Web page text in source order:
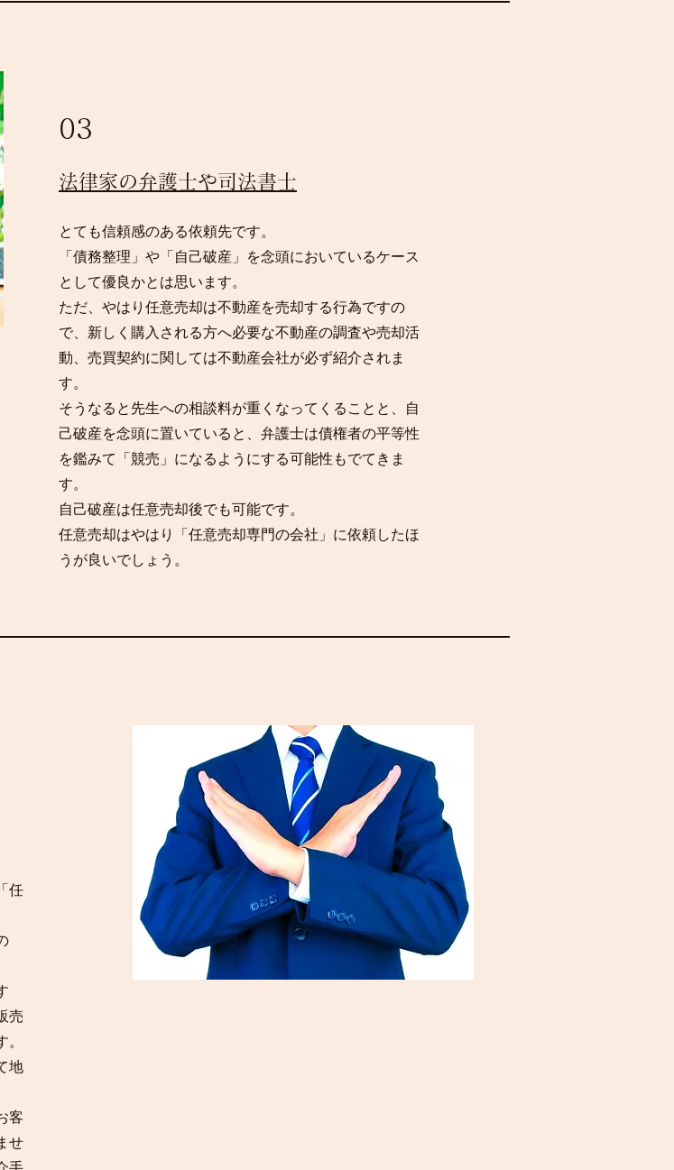
03
法律家の弁護士や司法書士
とても信頼感のある依頼先です。
「債務整理」や「自己破産」を念頭においているケース
として優良かとは思います。
ただ、やはり任意売却は不動産を売却する行為ですの
で、新しく購入される方へ必要な不動産の調査や売却活
動、売買契約に関しては不動産会社が必ず紹介されま
す。
そうなると先生への相談料が重くなってくることと、自
己破産を念頭に置いていると、弁護士は債権者の平等性
を鑑みて「競売」になるようにする可能性もでてきま
す。
自己破産は任意売却後でも可能です。
​任意売却はやはり「任意売却専門の会社」に依頼したほ
うが良いでしょう。
任
売
地
客
せ